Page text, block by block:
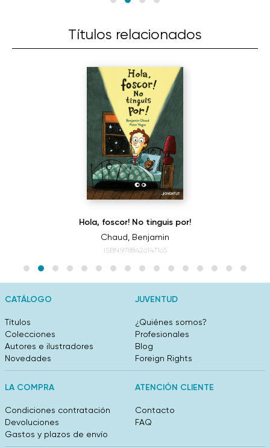
Títulos relacionados
Hola, foscor! No tinguis por!
Chaud, Benjamin
ISBN:9788426147165
CATÁLOGO
Títulos
Colecciones
Autores e ilustradores
Novedades
JUVENTUD
¿Quiénes somos?
Profesionales
Blog
Foreign Rights
LA COMPRA
Condiciones contratación
Devoluciones
Gastos y plazos de envío
ATENCIÓN CLIENTE
Contacto
FAQ